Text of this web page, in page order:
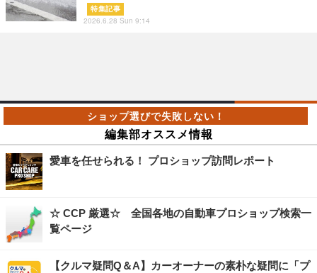
特集記事
2026.6.28 Sun 9:14
編集部オススメ情報
愛車を任せられる！ プロショップ訪問レポート
☆ CCP 厳選☆ 全国各地の自動車プロショップ検索一
覧ページ
【クルマ疑問Q＆A】カーオーナーの素朴な疑問に「プ